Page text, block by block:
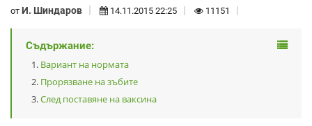
от И. Шиндаров 14.11.2015 22:25 11151
Съдържание:
Вариант на нормата
Прорязване на зъбите
След поставяне на ваксина